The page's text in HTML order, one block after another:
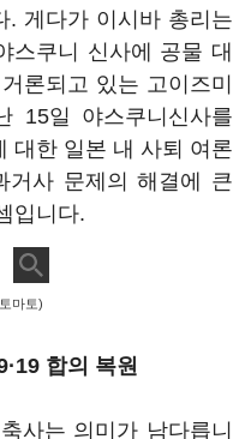
. 게다가 이시바 총리는
스쿠니 신사에 공물 대
론되고 있는 고이즈미
15일 야스쿠니신사를
대한 일본 내 사퇴 여론
거사 문제의 해결에 큰
입니다.
마토)
합의 복원
사는 의미가 남다릅니